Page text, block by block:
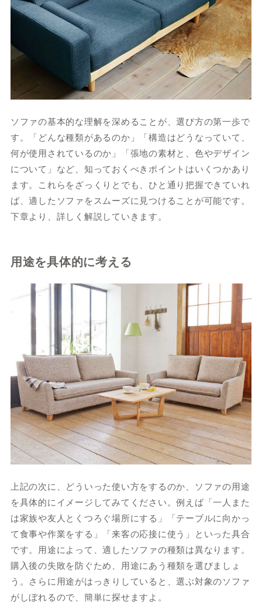
ソファの基本的な理解を深めることが、選び方の第一歩で
す。「どんな種類があるのか」「構造はどうなっていて、
何が使用されているのか」「張地の素材と、色やデザイン
について」など、知っておくべきポイントはいくつかあり
ます。これらをざっくりとでも、ひと通り把握できていれ
ば、適したソファをスムーズに見つけることが可能です。
下章より、詳しく解説していきます。
用途を具体的に考える
上記の次に、どういった使い方をするのか、ソファの用途
を具体的にイメージしてみてください。例えば「一人また
は家族や友人とくつろぐ場所にする」「テーブルに向かっ
て食事や作業をする」「来客の応接に使う」といった具合
です。用途によって、適したソファの種類は異なります。
購入後の失敗を防ぐため、用途にあう種類を選びましょ
う。さらに用途がはっきりしていると、選ぶ対象のソファ
がしぼれるので、簡単に探せますよ。